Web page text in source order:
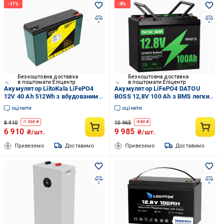
Безкоштовна доставка
в поштомати Епіцентр
Акумулятор LiitoKala LiFePO4
12V 40 Ah 512Wh з вбудованим
BMS (001094)
оцінити
8 410 -1 500 ₴
6 910 ₴/шт.
Привеземо Доставимо
Безкоштовна доставка
в поштомати Епіцентр
Акумулятор LiFePO4 DATOU
BOSS 12,8V 100 Ah з BMS легкий
5000-15000 циклів
оцінити
10 965 -980₴
9 985 ₴/шт.
Привеземо Доставимо